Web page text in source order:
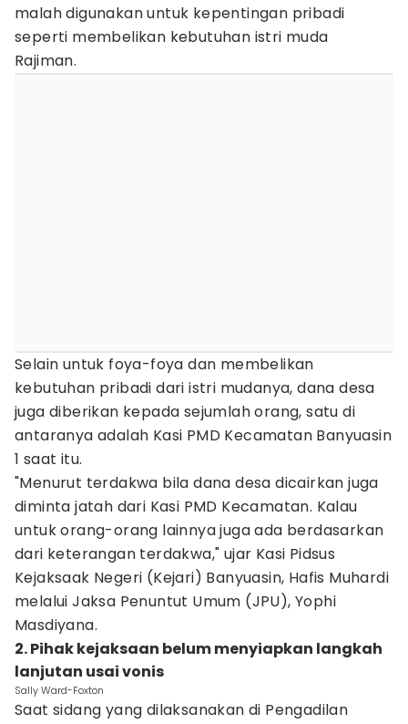
malah digunakan untuk kepentingan pribadi
seperti membelikan kebutuhan istri muda
Rajiman.
Selain untuk foya-foya dan membelikan
kebutuhan pribadi dari istri mudanya, dana desa
juga diberikan kepada sejumlah orang, satu di
antaranya adalah Kasi PMD Kecamatan Banyuasin
1 saat itu.
"Menurut terdakwa bila dana desa dicairkan juga
diminta jatah dari Kasi PMD Kecamatan. Kalau
untuk orang-orang lainnya juga ada berdasarkan
dari keterangan terdakwa," ujar Kasi Pidsus
Kejaksaak Negeri (Kejari) Banyuasin, Hafis Muhardi
melalui Jaksa Penuntut Umum (JPU), Yophi
Masdiyana.
2. Pihak kejaksaan belum menyiapkan langkah
lanjutan usai vonis
Sally Ward-Foxton
Saat sidang yang dilaksanakan di Pengadilan